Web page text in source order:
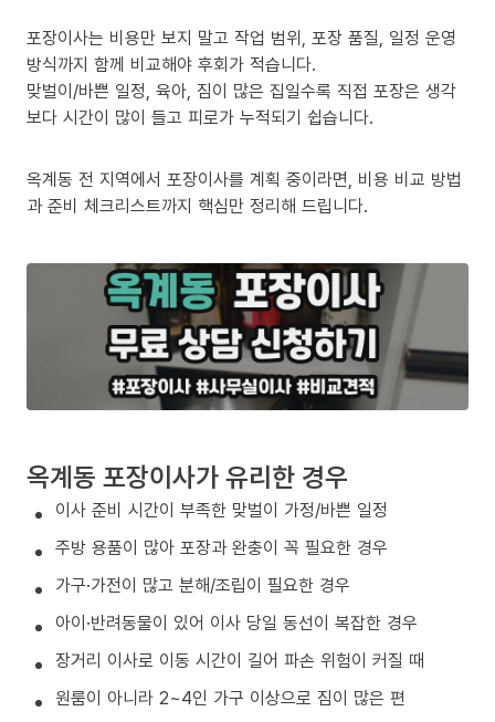
포장이사는 비용만 보지 말고 작업 범위, 포장 품질, 일정 운영
방식까지 함께 비교해야 후회가 적습니다.
맞벌이/바쁜 일정, 육아, 짐이 많은 집일수록 직접 포장은 생각
보다 시간이 많이 들고 피로가 누적되기 쉽습니다.
옥계동 전 지역에서 포장이사를 계획 중이라면, 비용 비교 방법
과 준비 체크리스트까지 핵심만 정리해 드립니다.
옥계동 포장이사가 유리한 경우
이사 준비 시간이 부족한 맞벌이 가정/바쁜 일정
주방 용품이 많아 포장과 완충이 꼭 필요한 경우
가구·가전이 많고 분해/조립이 필요한 경우
아이·반려동물이 있어 이사 당일 동선이 복잡한 경우
장거리 이사로 이동 시간이 길어 파손 위험이 커질 때
원룸이 아니라 2~4인 가구 이상으로 짐이 많은 편